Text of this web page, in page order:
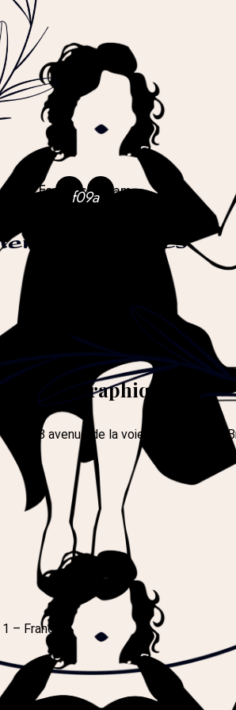
FacebookInstagram
légales
graphique :
: 8 avenue de la voie au Coq 14760
– France